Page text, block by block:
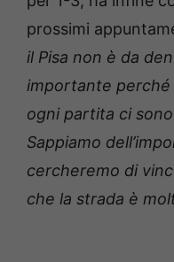
prossimi
il Pisa non è da
importante
ogni partita ci
Sappiamo
cercheremo di
che la strada è